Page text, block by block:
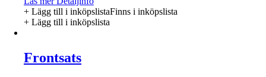
+ Lägg till i inköpslistaFinns i inköpslista
+ Lägg till i inköpslista
Frontsats